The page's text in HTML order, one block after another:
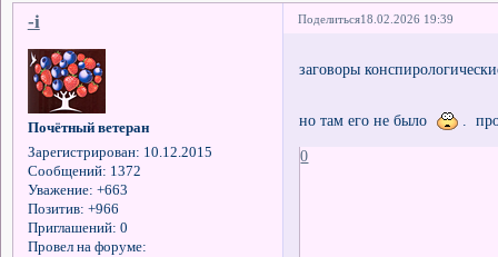
Поделиться18.02.2026 19:39
-i
Почётный ветеран
Зарегистрирован: 10.12.2015
Сообщений: 1372
Уважение: +663
Позитив: +966
Приглашений: 0
Провел на форуме:
заговоры
но там его не было .
0